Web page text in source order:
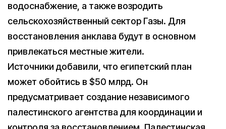
водоснабжение, а также возродить
сельскохозяйственный сектор Газы. Для
восстановления анклава будут в основном
привлекаться местные жители.
Источники добавили, что египетский план
может обойтись в $50 млрд. Он
предусматривает создание независимого
палестинского агентства для координации и